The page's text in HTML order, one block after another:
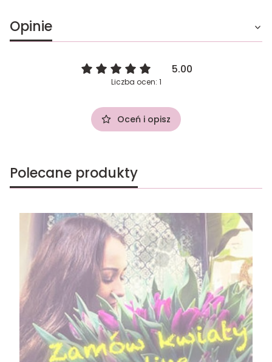
Opinie
5.00
Liczba ocen: 1
Oceń i opisz
Polecane produkty